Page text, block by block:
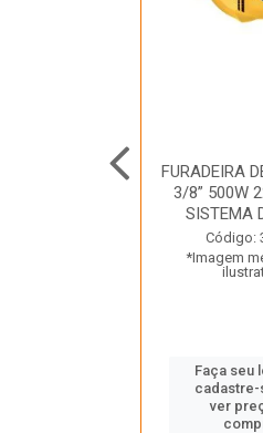
FURADEIRA
3/8” 500W
SISTEMA
Código:
*Imagem
Faça seu
cadastre-
ver